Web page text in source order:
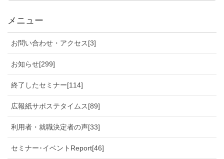
メニュー
お問い合わせ・アクセス[3]
お知らせ[299]
終了したセミナー[114]
広報紙サポステタイムス[89]
利用者・就職決定者の声[33]
セミナー･イベントReport[46]